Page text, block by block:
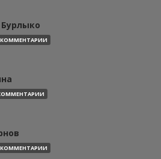
КОММЕНТАРИИ
КОММЕНТАРИИ